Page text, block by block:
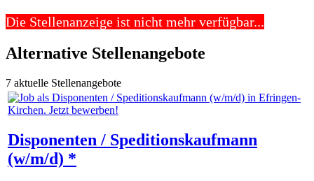
Die Stellenanzeige ist nicht mehr verfügbar...
Alternative Stellenangebote
7 aktuelle Stellenangebote
Disponenten / Speditionskaufmann
(w/m/d) *